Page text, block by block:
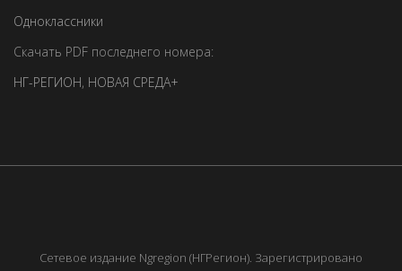
Одноклассники
Скачать PDF последнего номера:
НГ-РЕГИОН, НОВАЯ СРЕДА+
Сетевое издание Ngregion (НГРегион). Зарегистрировано